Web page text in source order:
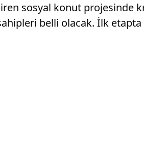
sosyal konut projesinde
belli olacak. İlk